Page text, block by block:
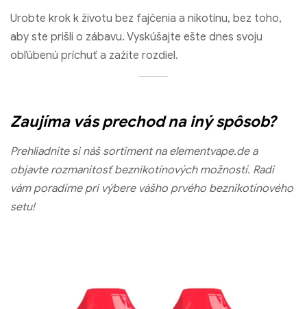
Urobte krok k životu bez fajčenia a nikotínu, bez toho,
aby ste prišli o zábavu. Vyskúšajte ešte dnes svoju
obľúbenú príchuť a zažite rozdiel.
Zaujíma vás prechod na iný spôsob?
Prehliadnite si náš sortiment na elementvape.de a
objavte rozmanitosť beznikotínových možností. Radi
vám poradíme pri výbere vášho prvého beznikotínového
setu!